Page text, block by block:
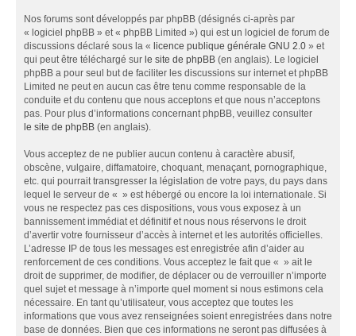
Nos forums sont développés par phpBB (désignés ci-après par
« logiciel phpBB » et « phpBB Limited ») qui est un logiciel de forum de
discussions déclaré sous la « licence publique générale GNU 2.0 » et
qui peut être téléchargé sur le site de phpBB (en anglais). Le logiciel
phpBB a pour seul but de faciliter les discussions sur internet et phpBB
Limited ne peut en aucun cas être tenu comme responsable de la
conduite et du contenu que nous acceptons et que nous n’acceptons
pas. Pour plus d’informations concernant phpBB, veuillez consulter
le site de phpBB (en anglais).
Vous acceptez de ne publier aucun contenu à caractère abusif,
obscène, vulgaire, diffamatoire, choquant, menaçant, pornographique,
etc. qui pourrait transgresser la législation de votre pays, du pays dans
lequel le serveur de « » est hébergé ou encore la loi internationale. Si
vous ne respectez pas ces dispositions, vous vous exposez à un
bannissement immédiat et définitif et nous nous réservons le droit
d’avertir votre fournisseur d’accès à internet et les autorités officielles.
L’adresse IP de tous les messages est enregistrée afin d’aider au
renforcement de ces conditions. Vous acceptez le fait que « » ait le
droit de supprimer, de modifier, de déplacer ou de verrouiller n’importe
quel sujet et message à n’importe quel moment si nous estimons cela
nécessaire. En tant qu’utilisateur, vous acceptez que toutes les
informations que vous avez renseignées soient enregistrées dans notre
base de données. Bien que ces informations ne seront pas diffusées à